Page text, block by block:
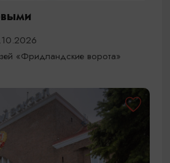
«Фридландские ворота»